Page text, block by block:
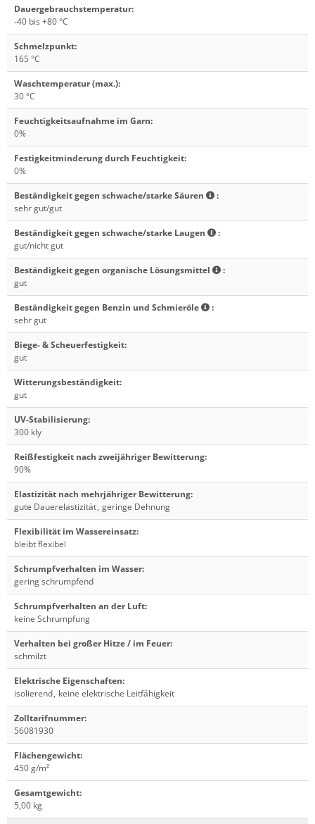
Dauergebrauchstemperatur:
-40 bis +80 °C
Schmelzpunkt:
165 °C
Waschtemperatur (max.):
30 °C
Feuchtigkeitsaufnahme im Garn:
0%
Festigkeitminderung durch Feuchtigkeit:
0%
Beständigkeit gegen schwache/starke Säuren
:
sehr gut/gut
Beständigkeit gegen schwache/starke Laugen
:
gut/nicht gut
Beständigkeit gegen organische Lösungsmittel
:
gut
Beständigkeit gegen Benzin und Schmieröle
:
sehr gut
Biege- & Scheuerfestigkeit:
gut
Witterungsbeständigkeit:
gut
UV-Stabilisierung:
300 kly
Reißfestigkeit nach zweijähriger Bewitterung:
90%
Elastizität nach mehrjähriger Bewitterung:
gute Dauerelastizität, geringe Dehnung
Flexibilität im Wassereinsatz:
bleibt flexibel
Schrumpfverhalten im Wasser:
gering schrumpfend
Schrumpfverhalten an der Luft:
keine Schrumpfung
Verhalten bei großer Hitze / im Feuer:
schmilzt
Elektrische Eigenschaften:
isolierend, keine elektrische Leitfähigkeit
Zolltarifnummer:
56081930
Flächengewicht:
450 g/m²
Gesamtgewicht:
5,00 kg